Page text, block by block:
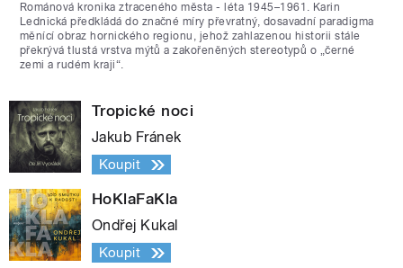
Románová kronika ztraceného města - léta 1945–1961. Karin
Lednická předkládá do značné míry převratný, dosavadní paradigma
měnící obraz hornického regionu, jehož zahlazenou historii stále
překrývá tlustá vrstva mýtů a zakořeněných stereotypů o „černé
zemi a rudém kraji“.
Tropické noci
Jakub Fránek
Koupit
HoKlaFaKla
Ondřej Kukal
Koupit